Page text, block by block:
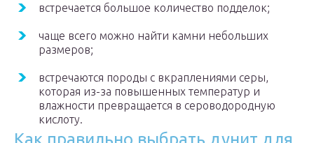
встречается большое количество подделок;
чаще всего можно найти камни небольших
размеров;
встречаются породы с вкраплениями серы,
которая из-за повышенных температур и
влажности превращается в сероводородную
кислоту.